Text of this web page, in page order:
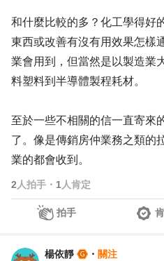
和什麼比較的多？化工學得好
東西或改善有沒有用效果怎樣
業會用到，但當然是以製造業
料塑料到半導體製程耗材。
至於一些不相關的信一直寄來
了。像是傳銷房仲業務之類的
業的都會收到。
2 人拍手 ・ 1 人肯定
拍手
楊依靜 ・ 關注